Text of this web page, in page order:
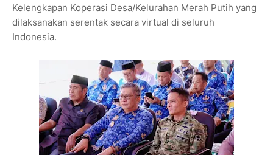
Kelengkapan Koperasi Desa/Kelurahan Merah Putih yang
dilaksanakan serentak secara virtual di seluruh
Indonesia.